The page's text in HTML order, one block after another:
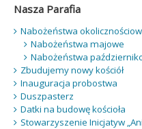
31.05.2026
r.
Nasza Parafia
Nabożeństwa
Nabożeństwa majowe
Nabożeństwa
Zbudujemy nowy kościół
Inauguracja probostwa
Duszpasterz
Datki na budowę kościoła
Stowarzyszenie Inicjatyw